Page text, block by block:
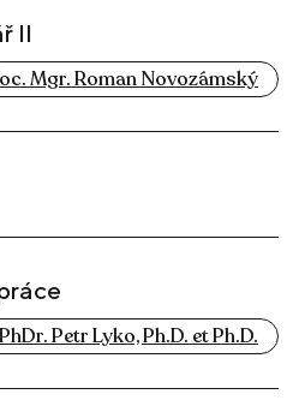
II
Mgr. Roman Novozámský
Petr Lyko, Ph.D. et Ph.D.